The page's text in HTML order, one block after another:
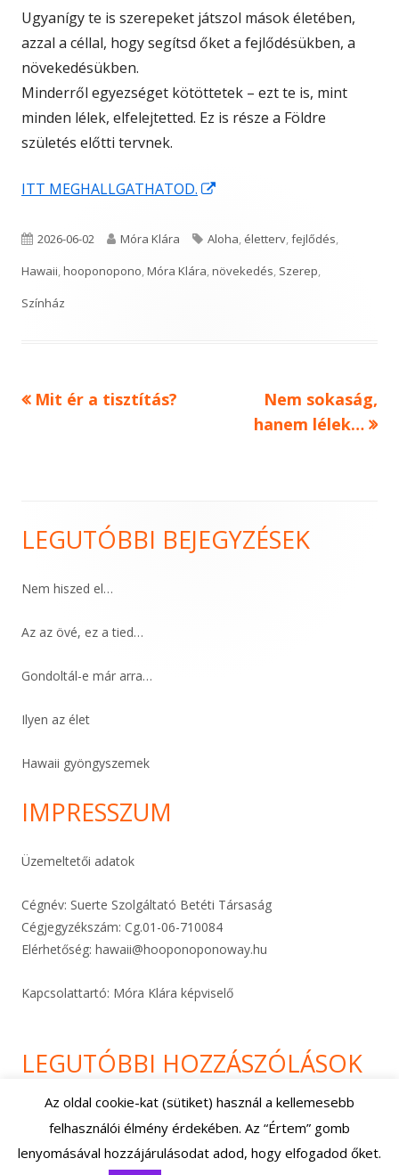
Ugyanígy te is szerepeket játszol mások életében,
azzal a céllal, hogy segítsd őket a fejlődésükben, a
növekedésükben.
Minderről egyezséget kötöttetek – ezt te is, mint
minden lélek, elfelejtetted. Ez is része a Földre
születés előtti tervnek.
ITT MEGHALLGATHATOD.
a
new
Published
on
2026-06-02 Author
Móra Klára Tags
Aloha, életterv,fejlődés,
Hawaii,hooponopono,Móra Klára,növekedés, Szerep,
Színház
Bejegyzés
Previous
Mit ér a tisztítás?
Next
article:
Nem sokaság,
hanem lélek…
Main
Sidebar
LEGUTÓBBI BEJEGYZÉSEK
Nem hiszed el…
Az az övé, ez a tied…
Gondoltál-e már arra…
Ilyen az élet
Hawaii gyöngyszemek
IMPRESSZUM
Üzemeltetői adatok
Cégnév: Suerte Szolgáltató Betéti Társaság
Cégjegyzékszám: Cg.01-06-710084
Elérhetőség: hawaii@hooponoponoway.hu
Kapcsolattartó: Móra Klára képviselő
LEGUTÓBBI HOZZÁSZÓLÁSOK
Footer
UsingTiny Framework • Bejelentkezés
Az oldal cookie-kat (sütiket) használ a kellemesebb
felhasználói élmény érdekében. Az “Értem” gomb
lenyomásával hozzájárulásodat adod, hogy elfogadod őket.